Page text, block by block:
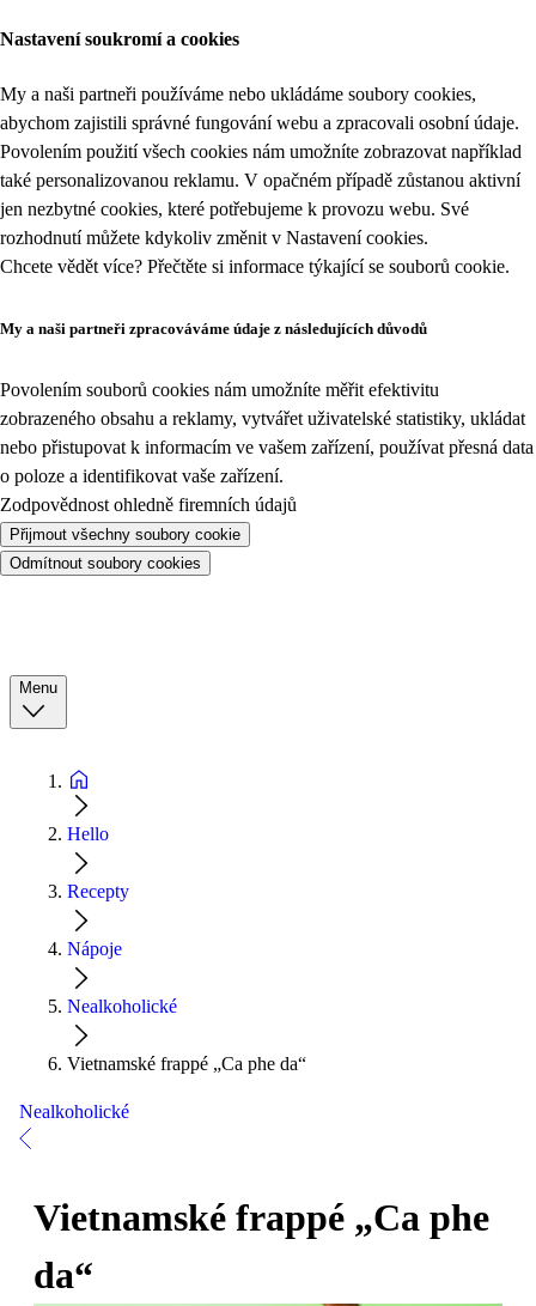
Nastavení soukromí a cookies
My a naši partneři používáme nebo ukládáme soubory cookies,
abychom zajistili správné fungování webu a zpracovali osobní údaje.
Povolením použití všech cookies nám umožníte zobrazovat například
také personalizovanou reklamu. V opačném případě zůstanou aktivní
jen nezbytné cookies, které potřebujeme k provozu webu. Své
rozhodnutí můžete kdykoliv změnit v Nastavení cookies.
Chcete vědět více? Přečtěte si informace týkající se souborů cookie.
My a naši partneři zpracováváme údaje z následujících důvodů
Povolením souborů cookies nám umožníte měřit efektivitu
zobrazeného obsahu a reklamy, vytvářet uživatelské statistiky, ukládat
nebo přistupovat k informacím ve vašem zařízení, používat přesná data
o poloze a identifikovat vaše zařízení.
Zodpovědnost ohledně firemních údajů
Přijmout všechny soubory cookie
Odmítnout soubory cookies
Menu
Hello
Recepty
Nápoje
Nealkoholické
Vietnamské frappé „Ca phe da“
Nealkoholické
Vietnamské frappé „Ca phe
da“